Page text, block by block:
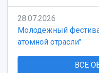
28.07.2026
Молодежный
атомной отрасли"
ВСЕ